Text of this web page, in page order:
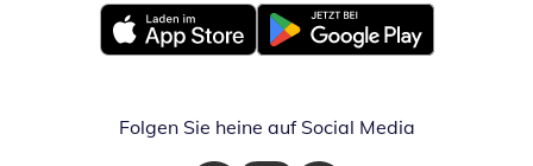
Öffnet in neuem FensterÖffnet in neuem Fenster
Folgen Sie heine auf Social Media